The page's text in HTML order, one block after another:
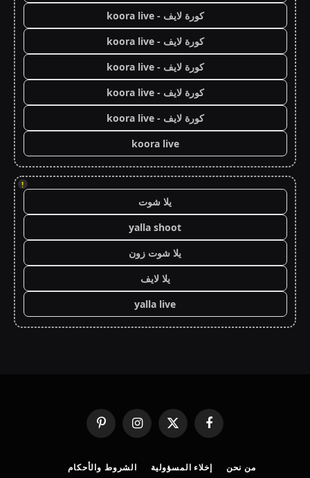
كورة لايف - koora live
كورة لايف - koora live
كورة لايف - koora live
كورة لايف - koora live
كورة لايف - koora live
koora live
!
يلا شوت
yalla shoot
يلا شوت زون
يلا لايف
yalla live
فيسبوك
X
(Twitter)
الانستغرامبينتيريست
من نحن إخلاء المسؤولية الشروط والأحكام